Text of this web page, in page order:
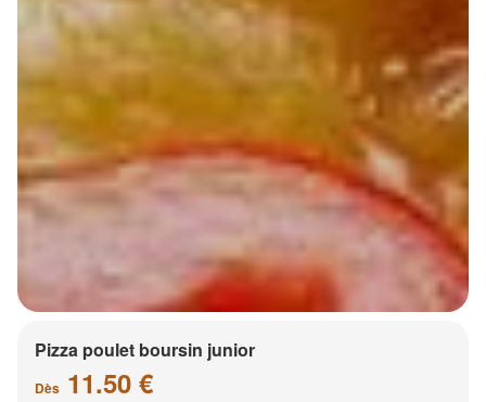
Pizza poulet boursin junior
Dès 11.50 €